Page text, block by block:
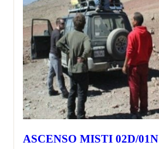
ASCENSO MISTI 02D/01N